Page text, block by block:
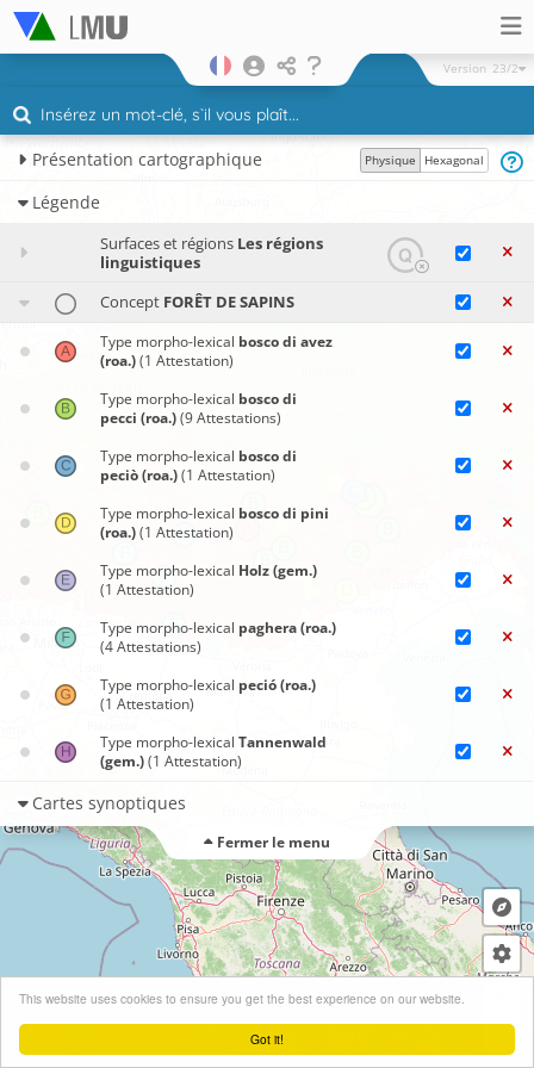
Got it!
This website uses cookies to ensure you get the best experience on our website.
Version 23/2
Leaflet| ©OpenStreetMapcontributors
Présentation cartographique Physique Hexagonal
Légende
Surfaces et régions Les régions
linguistiques
Concept FORÊT DE SAPINS
Type morpho-lexical bosco di avez
(roa.)(1 Attestation)
Type morpho-lexical bosco di
pecci (roa.)(9 Attestations)
Type morpho-lexical bosco di
peciò (roa.)(1 Attestation)
Type morpho-lexical bosco di pini
(roa.)(1 Attestation)
Type morpho-lexical Holz (gem.)
(1 Attestation)
Type morpho-lexical paghera (roa.)
(4 Attestations)
Type morpho-lexical peció (roa.)
(1 Attestation)
Type morpho-lexical Tannenwald
(gem.)(1 Attestation)
Cartes synoptiques
Fermer le menu